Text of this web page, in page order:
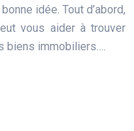
idée. Tout d’abord,
vous aider à trouver
immobiliers….